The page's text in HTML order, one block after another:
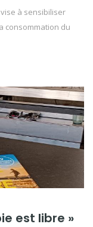
à sensibiliser
consommation du
est libre »